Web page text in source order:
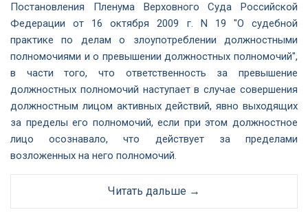
Постановления Пленума Верховного Суда Российской
Федерации от 16 октября 2009 г. N 19 "О судебной
практике по делам о злоупотреблении должностными
полномочиями и о превышении должностных полномочий",
в части того, что ответственность за превышение
должностных полномочий наступает в случае совершения
должностным лицом активных действий, явно выходящих
за пределы его полномочий, если при этом должностное
лицо осознавало, что действует за пределами
возложенных на него полномочий.
Читать дальше →